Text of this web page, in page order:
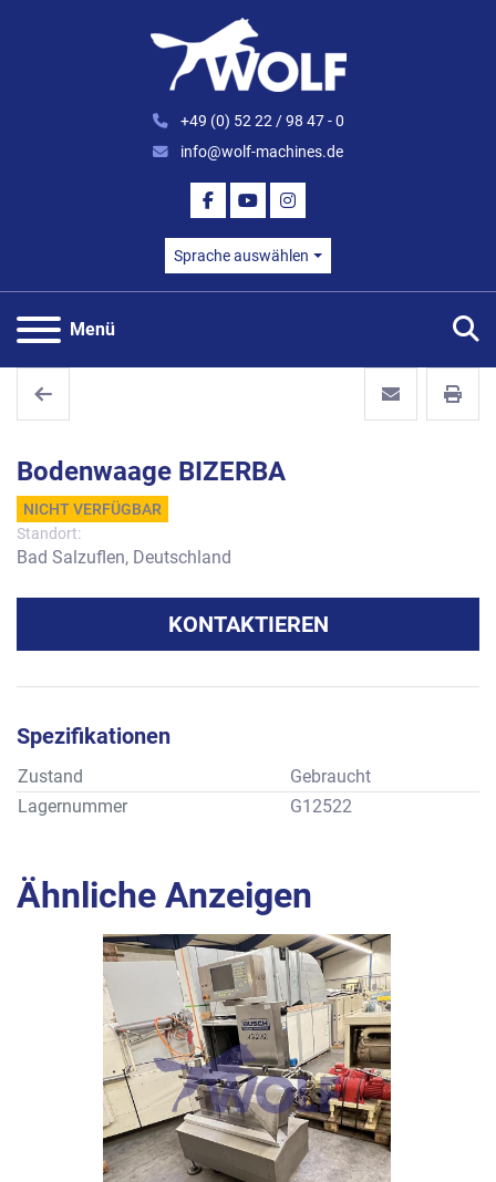
+49 (0) 52 22 / 98 47 - 0
info@wolf-machines.de
FACEBOOK
YOUTUBEINSTAGRAM
Sprache auswählen
Menü
Bodenwaage BIZERBA
NICHT VERFÜGBAR
Standort:
Bad Salzuflen, Deutschland
KONTAKTIEREN
Spezifikationen
Zustand
Gebraucht
Lagernummer
G12522
Ähnliche Anzeigen